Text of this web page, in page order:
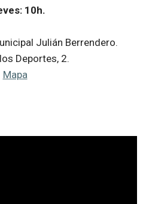
10h.
Julián Berrendero.
Deportes, 2.
Mapa